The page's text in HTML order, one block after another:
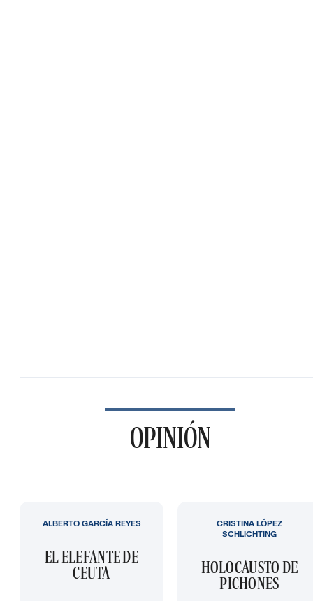
OPINIÓN
EL ELEFANTE DE
CEUTA
ALBERTO GARCÍA REYES
HOLOCAUSTO DE
PICHONES
CRISTINA LÓPEZ
SCHLICHTING